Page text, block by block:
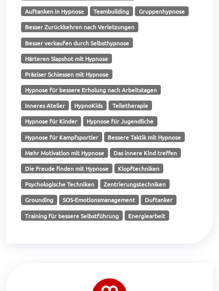
Auftanken in Hypnose Teambuilding Gruppenhypnose
Besser Zurückkehren nach Verletzungen
Besser verkaufen durch Selbsthypnose
Härteren Slapshot mit Hypnose
Präziser Schiessen mit Hypnose
Hypnose für bessere Erholung nach Arbeitstagen
Inneres Atelier HypnoKids Teiletherapie
Hypnose für Kinder Hypnose für Jugendliche
Hypnose für Kampfsportler Bessere Taktik mit Hypnose
Mehr Motivation mit Hypnose Das innere Kind treffen
Die Freude finden mit Hypnose Klopftechniken
Psychologische Techniken Zentrierungstechniken
Grounding SOS-Emotionsmanagement Duftanker
Training für bessere Selbstführung Energiearbeit